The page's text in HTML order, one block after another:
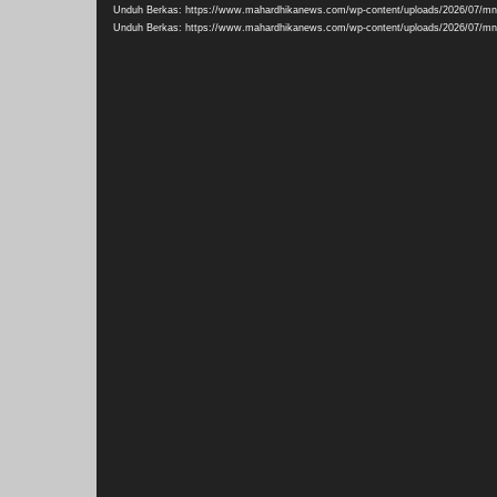
Unduh Berkas: https://www.mahardhikanews.com/wp-content/uploads/2026/07/
Unduh Berkas: https://www.mahardhikanews.com/wp-content/uploads/2026/07/